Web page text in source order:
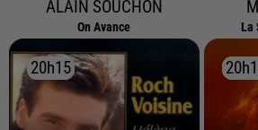
ALAIN SOUCHON
On Avance La
20h15
20h15